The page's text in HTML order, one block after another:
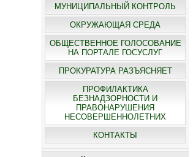
МУНИЦИПАЛЬНЫЙ КОНТРОЛЬ
ОКРУЖАЮЩАЯ СРЕДА
ОБЩЕСТВЕННОЕ ГОЛОСОВАНИЕ
НА ПОРТАЛЕ ГОСУСЛУГ
ПРОКУРАТУРА РАЗЪЯСНЯЕТ
ПРОФИЛАКТИКА
БЕЗНАДЗОРНОСТИ И
ПРАВОНАРУШЕНИЯ
НЕСОВЕРШЕННОЛЕТНИХ
КОНТАКТЫ